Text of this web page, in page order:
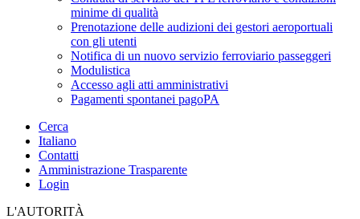
minime di qualità
Prenotazione delle audizioni dei gestori aeroportuali
con gli utenti
Notifica di un nuovo servizio ferroviario passeggeri
Modulistica
Accesso agli atti amministrativi
Pagamenti spontanei pagoPA
Cerca
Italiano
Contatti
Amministrazione Trasparente
Login
L'AUTORITÀ